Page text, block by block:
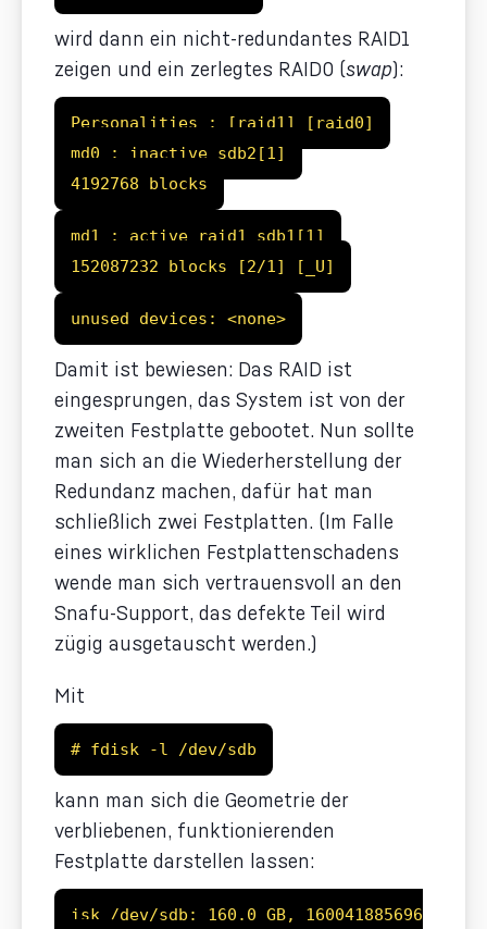
wird dann ein nicht-redundantes RAID1
zeigen und ein zerlegtes RAID0 (swap):
Personalities : [raid1] [raid0]
md0 : inactive sdb2[1]
4192768 blocks
md1 : active raid1 sdb1[1]
152087232 blocks [2/1] [_U]
unused devices: <none>
Damit ist bewiesen: Das RAID ist
eingesprungen, das System ist von der
zweiten Festplatte gebootet. Nun sollte
man sich an die Wiederherstellung der
Redundanz machen, dafür hat man
schließlich zwei Festplatten. (Im Falle
eines wirklichen Festplattenschadens
wende man sich vertrauensvoll an den
Snafu-Support, das defekte Teil wird
zügig ausgetauscht werden.)
Mit
# fdisk -l /dev/sdb
kann man sich die Geometrie der
verbliebenen, funktionierenden
Festplatte darstellen lassen:
isk /dev/sdb: 160.0 GB, 160041885696